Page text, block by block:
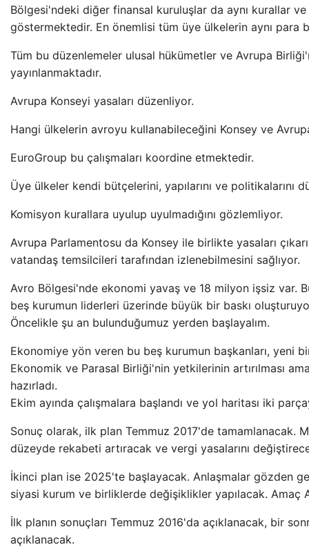
Bölgesi'ndeki diğer finansal kuruluşlar da aynı kurallar
göstermektedir. En önemlisi tüm üye ülkelerin aynı para
Tüm bu düzenlemeler ulusal hükümetler ve Avrupa
yayınlanmaktadır.
Avrupa Konseyi yasaları düzenliyor.
Hangi ülkelerin avroyu kullanabileceğini Konsey ve
EuroGroup bu çalışmaları koordine etmektedir.
Üye ülkeler kendi bütçelerini, yapılarını ve politikalarını
Komisyon kurallara uyulup uyulmadığını gözlemliyor.
Avrupa Parlamentosu da Konsey ile birlikte yasaları
vatandaş temsilcileri tarafından izlenebilmesini sağlıyor.
Avro Bölgesi'nde ekonomi yavaş ve 18 milyon işsiz var.
beş kurumun liderleri üzerinde büyük bir baskı
Öncelikle şu an bulunduğumuz yerden başlayalım.
Ekonomiye yön veren bu beş kurumun başkanları, yeni
Ekonomik ve Parasal Birliği'nin yetkilerinin artırılması
hazırladı.
Ekim ayında çalışmalara başlandı ve yol haritası iki
Sonuç olarak, ilk plan Temmuz 2017'de tamamlanacak.
düzeyde rekabeti artıracak ve vergi yasalarını
İkinci plan ise 2025'te başlayacak. Anlaşmalar gözden
siyasi kurum ve birliklerde değişiklikler yapılacak. Amaç
İlk planın sonuçları Temmuz 2016'da açıklanacak, bir
açıklanacak.